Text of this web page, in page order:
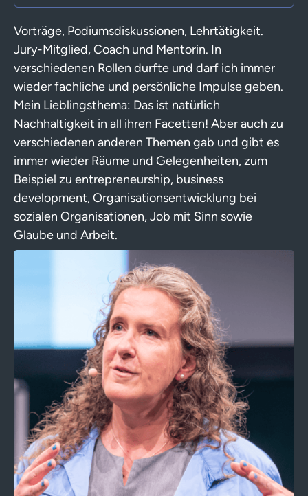
Vorträge, Podiumsdiskussionen, Lehrtätigkeit.
Jury-Mitglied, Coach und Mentorin. In
verschiedenen Rollen durfte und darf ich immer
wieder fachliche und persönliche Impulse geben.
Mein Lieblingsthema: Das ist natürlich
Nachhaltigkeit in all ihren Facetten! Aber auch zu
verschiedenen anderen Themen gab und gibt es
immer wieder Räume und Gelegenheiten, zum
Beispiel zu entrepreneurship, business
development, Organisationsentwicklung bei
sozialen Organisationen, Job mit Sinn sowie
Glaube und Arbeit.